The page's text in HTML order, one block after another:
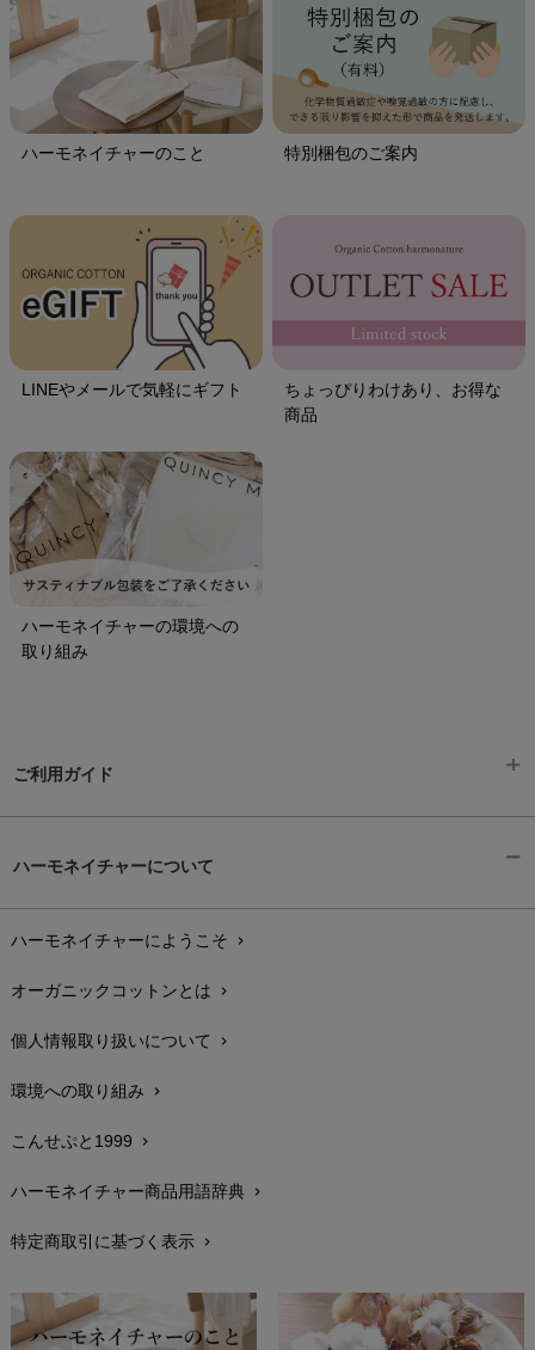
ハーモネイチャーのこと 特別梱包のご案内
LINEやメールで気軽にギフト
ちょっぴりわけあり、お得な
商品
ハーモネイチャーの環境への
取り組み
ご利用ガイド
配送と送料chevron_right
在庫状況と発送予定chevron_right
サイズ・寸法chevron_right
生地・素材chevron_right
お手入れについて
レビューを書こうchevron_right
返品交換chevron_right
FAXでのご注文
ハーモネイチャーについて
ハーモネイチャーにようこそ chevron_right
オーガニックコットンとは chevron_right
個人情報取り扱いについて chevron_right
環境への取り組み chevron_right
こんせぷと1999 chevron_right
ハーモネイチャー商品用語辞典 chevron_right
特定商取引に基づく表示 chevron_right